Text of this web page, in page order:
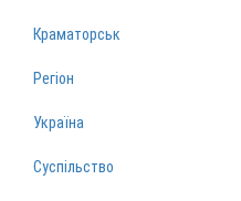
Краматорськ
Регіон
Україна
Суспільство